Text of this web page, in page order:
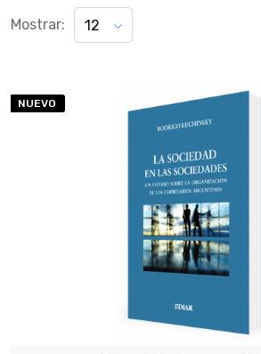
Mostrar: 12
NUEVO